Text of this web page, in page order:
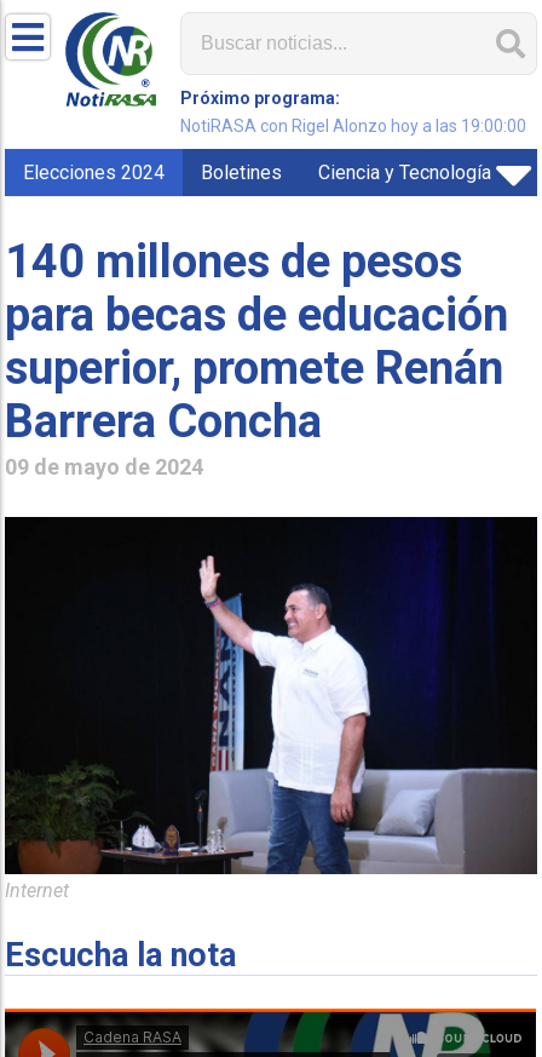
Próximo programa:
NotiRASA con Rigel Alonzo hoy a las 19:00:00
Elecciones 2024 Boletines Ciencia y Tecnología
140 millones de pesos
para becas de educación
superior, promete Renán
Barrera Concha
09 de mayo de 2024
Internet
Escucha la nota